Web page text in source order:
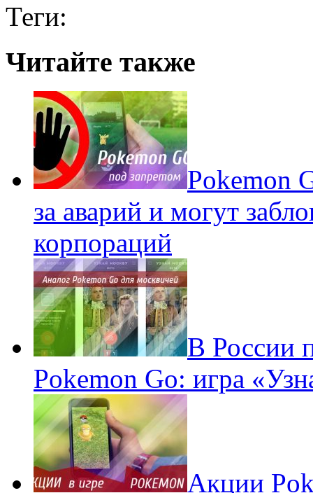
Теги:
Читайте также
Pokеmon
за аварий и могут
корпораций
В России
Pokemon Go: игра
Акции